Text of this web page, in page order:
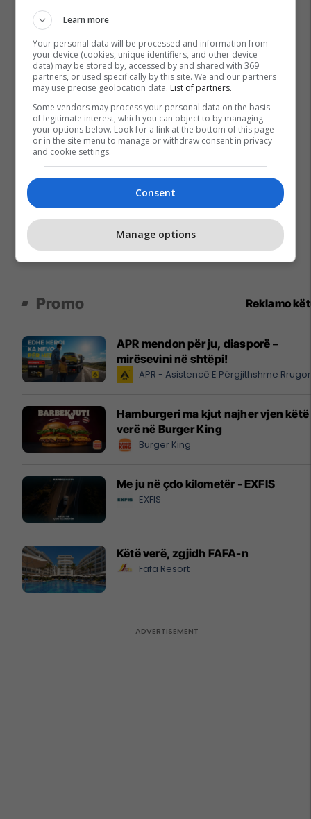
Promo Reklamo
APR mendon për ju, diasporë –
mirësevini në shtëpi!
APR - Asistencë E Përgjithshme
Hamburgeri ma kjut najher vjen këtë
verë në Burger King
Burger King
Me ju në çdo kilometër - EXFIS
EXFIS
Këtë verë, zgjidh FAFA-n
Fafa Resort
Learn more
Your personal data will be processed and information from
your device (cookies, unique identifiers, and other device
data) may be stored by, accessed by and shared with 369
partners, or used specifically by this site. We and our partners
may use precise geolocation data. List of partners.
Some vendors may process your personal data on the basis
of legitimate interest, which you can object to by managing
your options below. Look for a link at the bottom of this page
or in the site menu to manage or withdraw consent in privacy
and cookie settings.
Consent
Manage options